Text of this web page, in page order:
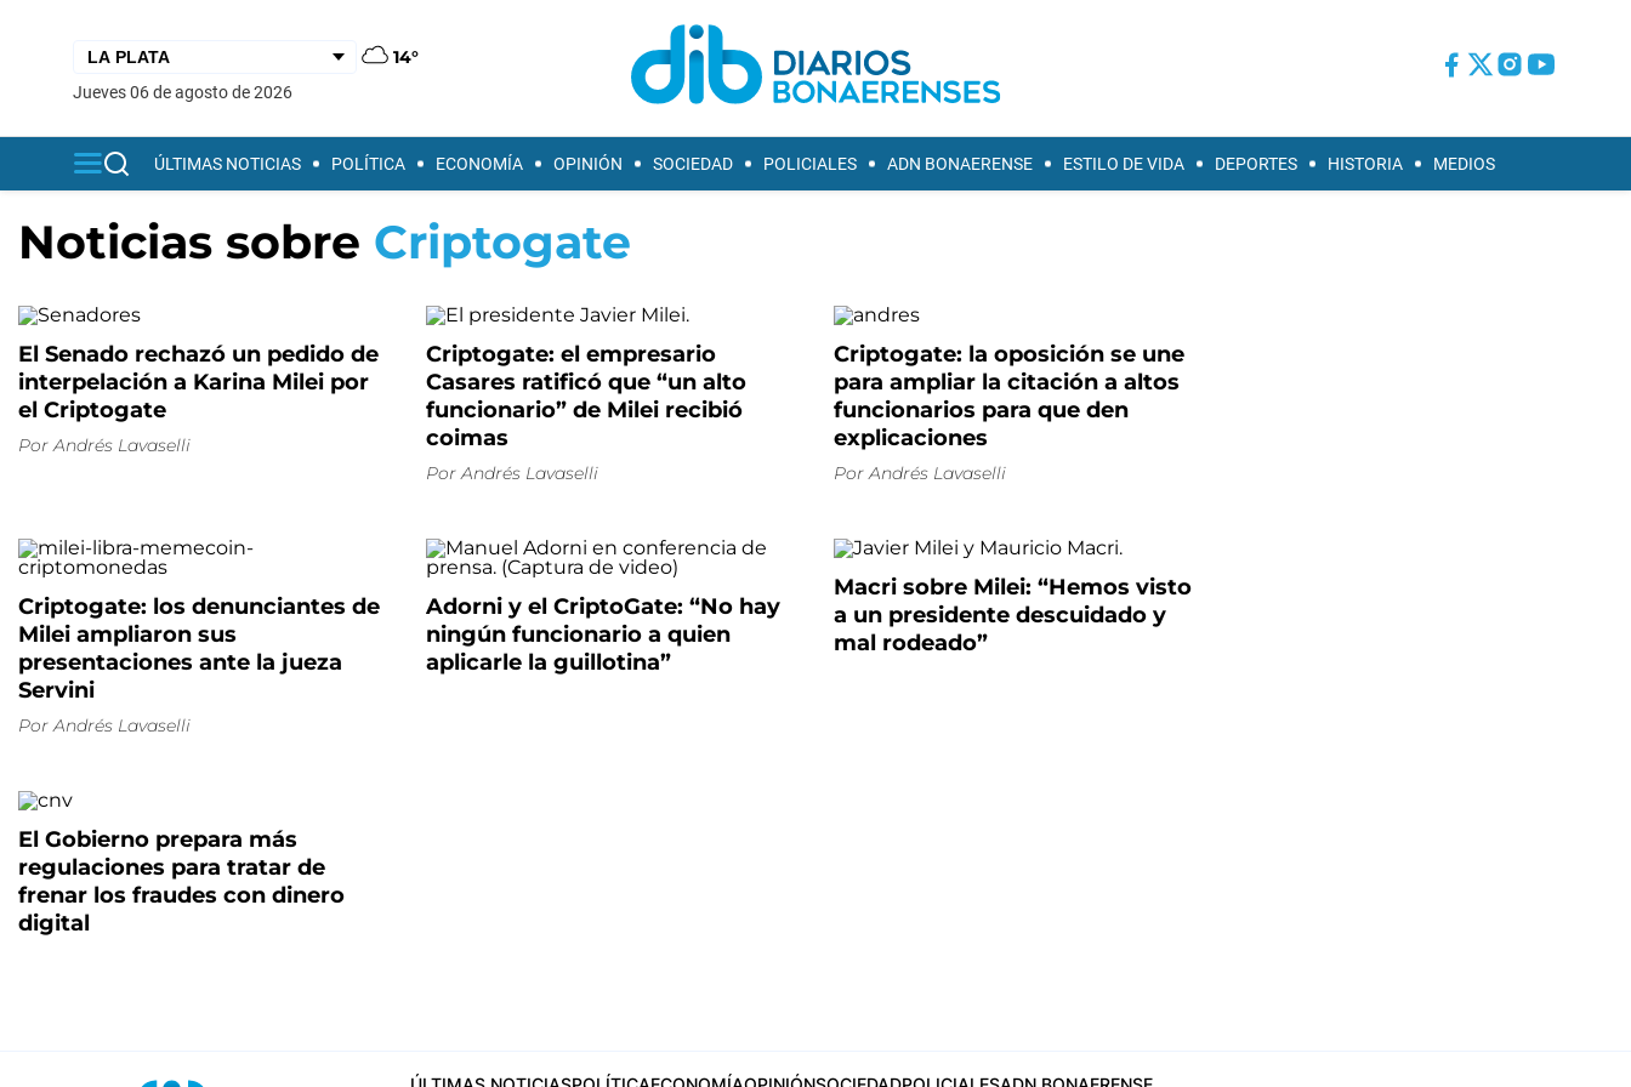
14°
jueves 06 de agosto de 2026
ÚLTIMAS NOTICIAS POLÍTICA ECONOMÍA OPINIÓN SOCIEDAD POLICIALES ADN BONAERENSE ESTILO DE VIDA DEPORTES HISTORIA MEDIOS
Noticias sobre Criptogate
El Senado rechazó un pedido de
interpelación a Karina Milei por
el Criptogate
Por Andrés Lavaselli
Criptogate: el empresario
Casares ratificó que “un alto
funcionario” de Milei recibió
coimas
Por Andrés Lavaselli
Criptogate: la oposición se une
para ampliar la citación a altos
funcionarios para que den
explicaciones
Por Andrés Lavaselli
Criptogate: los denunciantes de
Milei ampliaron sus
presentaciones ante la jueza
Servini
Por Andrés Lavaselli
Adorni y el CriptoGate: “No hay
ningún funcionario a quien
aplicarle la guillotina”
Macri sobre Milei: “Hemos visto
a un presidente descuidado y
mal rodeado”
El Gobierno prepara más
regulaciones para tratar de
frenar los fraudes con dinero
digital